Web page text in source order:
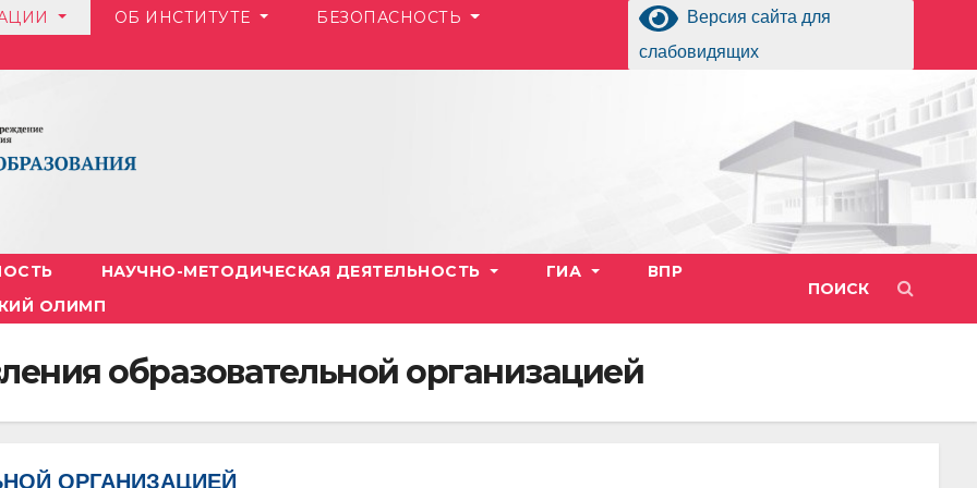
Версия сайта для
слабовидящих
ОБ ИНСТИТУТЕ
БЕЗОПАСНОСТЬ
ПОИСК
НАУЧНО-МЕТОДИЧЕСКАЯ ДЕЯТЕЛЬНОСТЬ ГИА
ВПР
ОЛИМП
образовательной организацией
ОРГАНИЗАЦИЕЙ